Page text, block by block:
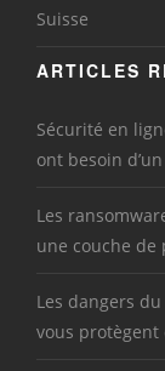
Suisse
ARTICLES
Sécurité en
ont besoin
Les
une couche
Les dangers
vous protègent